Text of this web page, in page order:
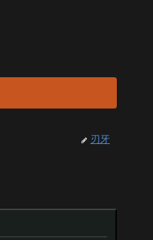
刃牙